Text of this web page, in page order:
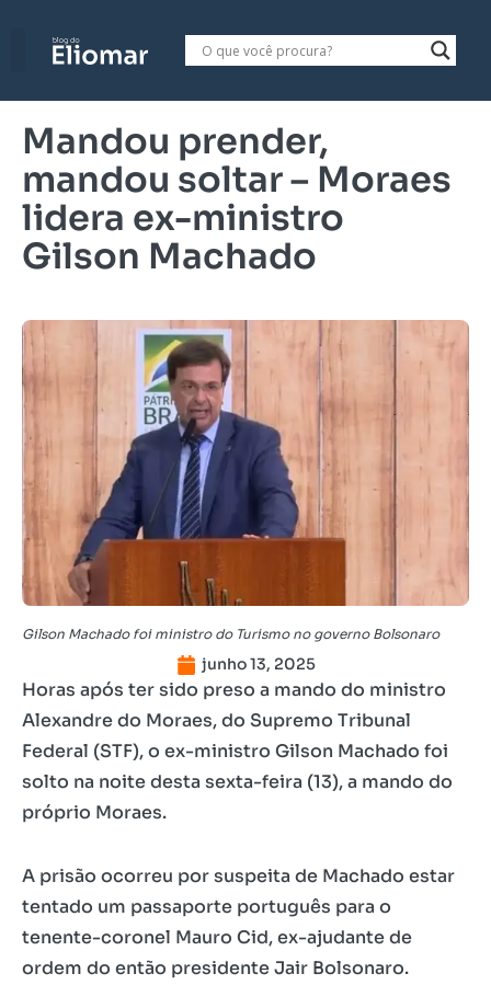
Mandou prender,
mandou soltar – Moraes
lidera ex-ministro
Gilson Machado
Gilson Machado foi ministro do Turismo no governo Bolsonaro
junho 13, 2025
Horas após ter sido preso a mando do ministro
Alexandre do Moraes, do Supremo Tribunal
Federal (STF), o ex-ministro Gilson Machado foi
solto na noite desta sexta-feira (13), a mando do
próprio Moraes.
A prisão ocorreu por suspeita de Machado estar
tentado um passaporte português para o
tenente-coronel Mauro Cid, ex-ajudante de
ordem do então presidente Jair Bolsonaro.